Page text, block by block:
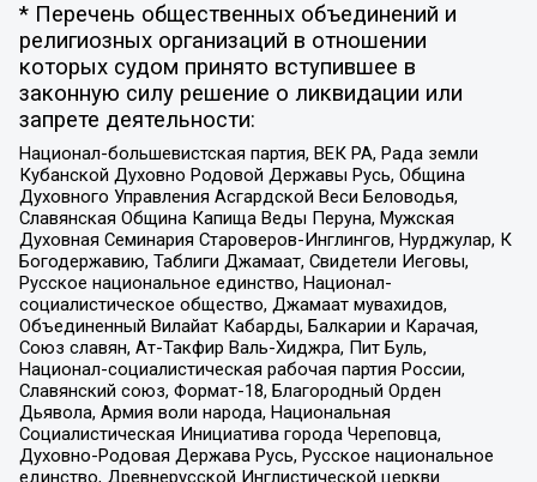
* Перечень общественных объединений и
религиозных организаций в отношении
которых судом принято вступившее в
законную силу решение о ликвидации или
запрете деятельности:
Национал-большевистская партия, ВЕК РА, Рада земли
Кубанской Духовно Родовой Державы Русь, Община
Духовного Управления Асгардской Веси Беловодья,
Славянская Община Капища Веды Перуна, Мужская
Духовная Семинария Староверов-Инглингов, Нурджулар, К
Богодержавию, Таблиги Джамаат, Свидетели Иеговы,
Русское национальное единство, Национал-
социалистическое общество, Джамаат мувахидов,
Объединенный Вилайат Кабарды, Балкарии и Карачая,
Союз славян, Ат-Такфир Валь-Хиджра, Пит Буль,
Национал-социалистическая рабочая партия России,
Славянский союз, Формат-18, Благородный Орден
Дьявола, Армия воли народа, Национальная
Социалистическая Инициатива города Череповца,
Духовно-Родовая Держава Русь, Русское национальное
единство, Древнерусской Инглистической церкви